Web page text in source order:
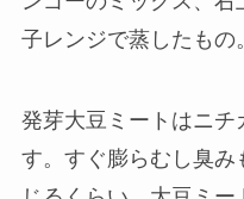
子レンジで蒸したもの。
発芽大豆ミートはニチ
す。すぐ膨らむし臭